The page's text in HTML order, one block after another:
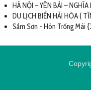
HÀ NỘI – YÊN BÁI –
DU LỊCH BIỂN HẢI HÒA (
Sầm Sơn - Hòn Trống Mái